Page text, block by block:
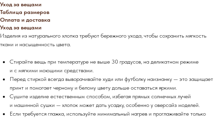
Уход за вещами
Таблица размеров
Оплата и доставка
Уход за вещами
Изделия из натурального хлопка требуют бережного ухода, чтобы сохранить мягкость
ткани и насыщенность цвета.
Стирайте вещь при температуре не выше 30 градусов, на деликатном режиме
и с мягкими моющими средствами.
Перед стиркой всегда выворачивайте худи или футболку наизнанку — это защищает
принт и помогает черному и белому цвету дольше оставаться яркими.
Сушите изделие естественным способом, избегая прямых солнечных лучей
и машинной сушки — хлопок может дать усадку, особенно у оверсайз моделей.
Если требуется глажка, используйте минимальный нагрев и проглаживайте только